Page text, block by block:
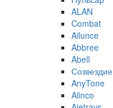
ALAN
Combat
Ailunce
Abbree
Abell
Созвездие
AnyTone
Alinco